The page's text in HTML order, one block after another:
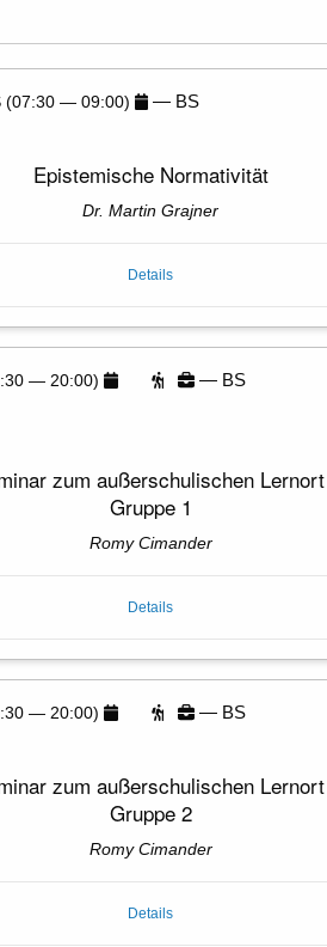
(07:30 — 09:00) — BS
Epistemische Normativität
Dr. Martin Grajner
Details
— 20:00) — BS
zum außerschulischen
Gruppe 1
Romy Cimander
Details
— 20:00) — BS
zum außerschulischen
Gruppe 2
Romy Cimander
Details